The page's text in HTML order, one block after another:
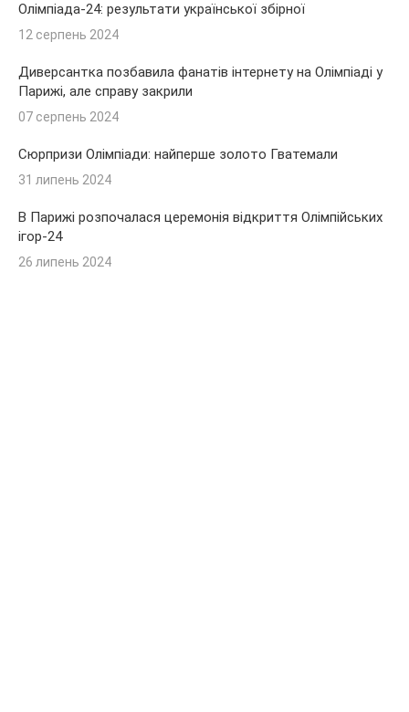
Олімпіада-24: результати української збірної
12 серпень 2024
Диверсантка позбавила фанатів інтернету на Олімпіаді у
Парижі, але справу закрили
07 серпень 2024
Сюрпризи Олімпіади: найперше золото Гватемали
31 липень 2024
В Парижі розпочалася церемонія відкриття Олімпійських
ігор-24
26 липень 2024